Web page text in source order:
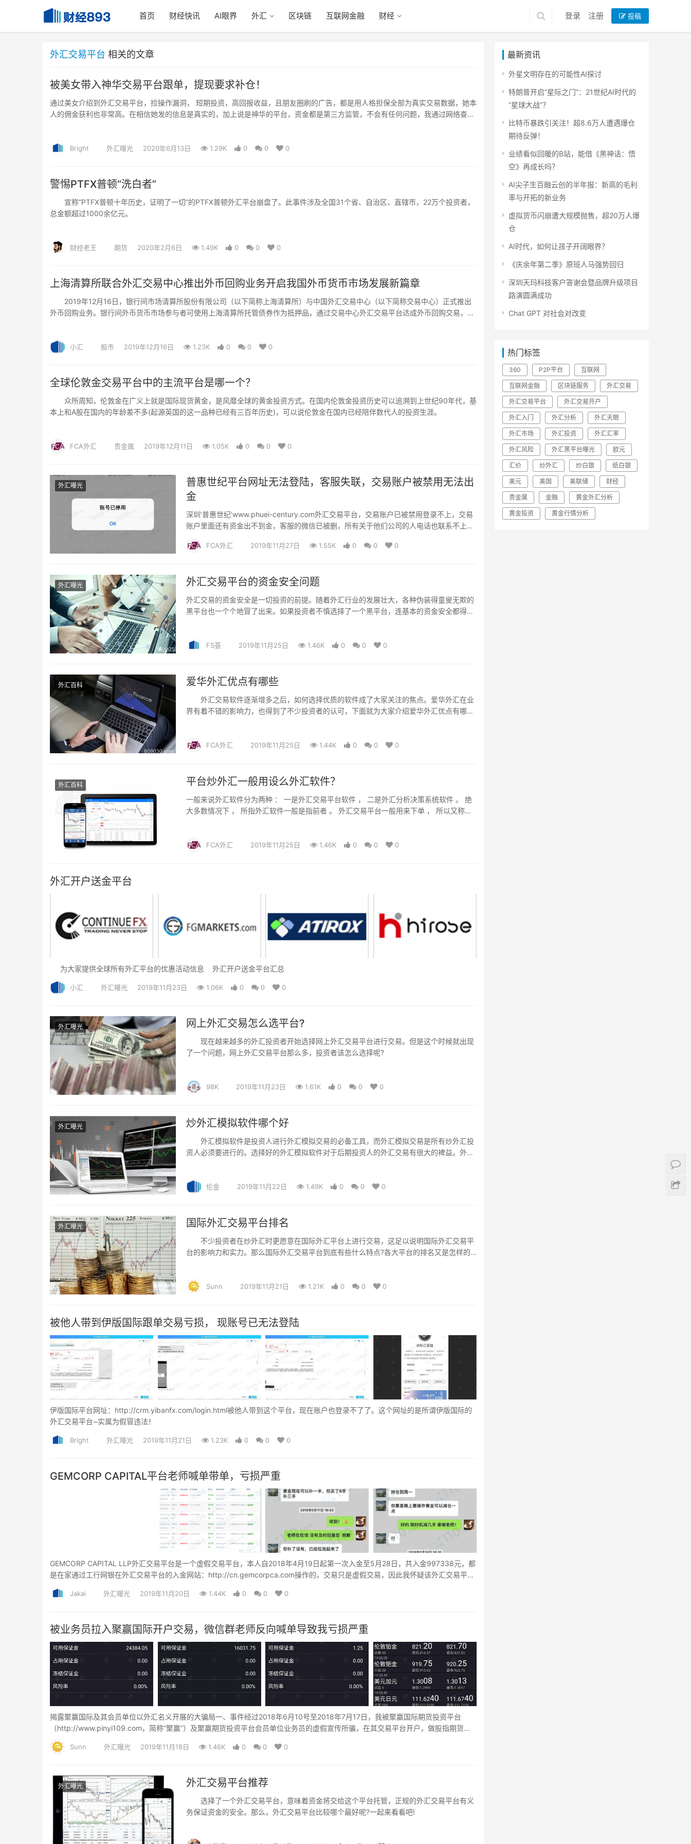
首页 财经快讯 AI眼界 外汇 区块链 互联网金融 财经 登录 注册 投稿
外汇交易平台 相关的文章
被美女带入神华交易平台跟单，提现要求补仓！
通过美女介绍到外汇交易平台，捡操作漏洞， 短期投资，高回报收益，且朋友圈刷的广告，都是用人格担保全部为真实交易数据，她本
人的佣金获利也非常高。在相信她发的信息是真实的，加上说是神华的平台，资金都是第三方监管，不会有任何问题，我通过网络查询
Bright 外汇曝光 2020年6月13日 1.29K 0 0 0
警惕PTFX普顿“洗白者”
宣称“PTFX普顿十年历史，证明了一切”的PTFX普顿外汇平台崩盘了。此事件涉及全国31个省、自治区、直辖市，22万个投资者，
总金额超过1000余亿元。
财经老王 期货 2020年2月6日 1.49K 0 0 0
上海清算所联合外汇交易中心推出外币回购业务开启我国外币货币市场发展新篇章
2019年12月16日，银行间市场清算所股份有限公司（以下简称上海清算所）与中国外汇交易中心（以下简称交易中心）正式推出
外币回购业务。银行间外币货币市场参与者可使用上海清算所托管债券作为抵押品，通过交易中心外汇交易平台达成外币回购交易，上
小汇 股市 2019年12月16日 1.23K 0 0 0
全球伦敦金交易平台中的主流平台是哪一个？
众所周知，伦敦金在广义上就是国际现货黄金，是风靡全球的黄金投资方式。在国内伦敦金投资历史可以追溯到上世纪90年代，基
本上和A股在国内的年龄差不多(起源英国的这一品种已经有三百年历史)，可以说伦敦金在国内已经陪伴数代人的投资生涯。
FCA外汇 贵金属 2019年12月11日 1.05K 0 0 0
外汇曝光
普惠世纪平台网址无法登陆，客服失联，交易账户被禁用无法出
金
深圳‘普惠世纪’www.phuei-century.com外汇交易平台，交易账户已被禁用登录不上，交易
账户里面还有资金出不到金，客服的微信已被删，所有关于他们公司的人电话也联系不上，
并希望社会有关部门加大对相关领域重大违法犯罪活动的行政处罚和刑事打击力度，整治金
FCA外汇 2019年11月27日 1.55K 0 0 0
外汇曝光 外汇交易平台的资金安全问题
外汇交易的资金安全是一切投资的前提。随着外汇行业的发展壮大，各种伪装得童叟无欺的
黑平台也一个个地冒了出来。如果投资者不慎选择了一个黑平台，连基本的资金安全都得不
FS荟 2019年11月25日 1.46K 0 0 0
外汇百科 爱华外汇优点有哪些
外汇交易软件逐渐增多之后，如何选择优质的软件成了大家关注的焦点。爱华外汇在业
界有着不错的影响力，也得到了不少投资者的认可，下面就为大家介绍爱华外汇优点有哪
FCA外汇 2019年11月25日 1.44K 0 0 0
外汇百科 平台炒外汇一般用设么外汇软件？
一般来说外汇软件分为两种 ： 一是外汇交易平台软件 ， 二是外汇分析决策系统软件 。 绝
大多数情况下 ， 所指外汇软件一般是指前者 。 外汇交易平台一般用来下单 ， 所以又称下
FCA外汇 2019年11月25日 1.46K 0 0 0
外汇开户送金平台
为大家提供全球所有外汇平台的优惠活动信息 外汇开户送金平台汇总
小汇 外汇曝光 2019年11月23日 1.06K 0 0 0
外汇曝光 网上外汇交易怎么选平台?
现在越来越多的外汇投资者开始选择网上外汇交易平台进行交易。但是这个时候就出现
了一个问题，网上外汇交易平台那么多，投资者该怎么选择呢?
98K 2019年11月23日 1.61K 0 0 0
外汇曝光 炒外汇模拟软件哪个好
外汇模拟软件是投资人进行外汇模拟交易的必备工具，而外汇模拟交易是所有炒外汇投
资人必须要进行的。选择好的外汇模拟软件对于后期投资人的外汇交易有很大的裨益。外汇
伦金 2019年11月22日 1.49K 0 0 0
外汇曝光 国际外汇交易平台排名
不少投资者在炒外汇时更愿意在国际外汇平台上进行交易，这足以说明国际外汇交易平
台的影响力和实力。那么国际外汇交易平台到底有些什么特点?各大平台的排名又是怎样的
Sunn 2019年11月21日 1.21K 0 0 0
被他人带到伊版国际跟单交易亏损， 现账号已无法登陆
伊版国际平台网址：http://crm.yibanfx.com/login.html被他人带到这个平台，现在账户也登录不了了。这个网址的是所谓伊版国际的
外汇交易平台~实属为假冒违法！
Bright 外汇曝光 2019年11月21日 1.23K 0 0 0
GEMCORP CAPITAL平台老师喊单带单，亏损严重
GEMCORP CAPITAL LLP外汇交易平台是一个虚假交易平台，本人自2018年4月19日起第一次入金至5月28日，共入金997338元，都
是在家通过工行网银在外汇交易平台的入金网站：http://cn.gemcorpca.com操作的，交易只是虚假交易，因此我怀疑该外汇交易平台
Jakai 外汇曝光 2019年11月20日 1.44K 0 0 0
被业务员拉入聚赢国际开户交易，微信群老师反向喊单导致我亏损严重
揭露聚赢国际及其会员单位以外汇名义开展的大骗局一、事件经过2018年6月10号至2018年7月17日，我被聚赢国际期货投资平台
（http://www.pinyi109.com，简称“聚赢”）及聚赢期货投资平台会员单位业务员的虚假宣传所骗，在其交易平台开户，做股指期货、
黄金、美元和原油等交易。
Sunn 外汇曝光 2019年11月18日 1.46K 0 0 0
外汇曝光 外汇交易平台推荐
选择了一个外汇交易平台，意味着资金将交给这个平台托管，正规的外汇交易平台有义
务保证资金的安全。那么，外汇交易平台比较哪个最好呢?一起来看看吧!
最新资讯
外星文明存在的可能性AI探讨
特朗普开启“星际之门”：21世纪AI时代的
“星球大战”？
比特币暴跌引关注！超8.6万人遭遇爆仓
期待反弹！
业绩看似回暖的B站，能借《黑神话：悟
空》再成长吗？
AI尖子生百融云创的半年报：新高的毛利
率与开拓的新业务
虚拟货币闪崩遭大规模抛售，超20万人爆
仓
AI时代，如何让孩子开阔眼界？
《庆余年第二季》原班人马强势回归
深圳天玛科技客户答谢会暨品牌升级项目
路演圆满成功
Chat GPT 对社会对改变
热门标签
360 P2P平台 互联网
互联网金融 区块链服务 外汇交易
外汇交易平台 外汇交易开户
外汇入门 外汇分析 外汇天眼
外汇市场 外汇投资 外汇汇率
外汇风险 外汇黑平台曝光 欧元
汇价 炒外汇 炒白银 纸白银
美元 美国 美联储 财经
贵金属 金融 黄金外汇分析
黄金投资 黄金行情分析